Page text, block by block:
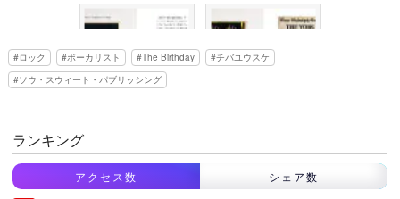
ロック ボーカリスト The Birthday
チバユウスケ
ソウ・スウィート・パブリッシング
ランキング
アクセス数 シェア数